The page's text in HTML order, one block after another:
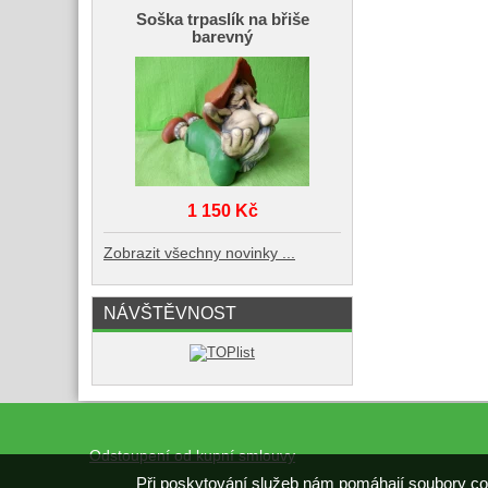
Soška trpaslík na břiše
barevný
1 150 Kč
Zobrazit všechny novinky ...
NÁVŠTĚVNOST
Odstoupení od kupní smlouvy
Při poskytování služeb nám pomáhají soubory